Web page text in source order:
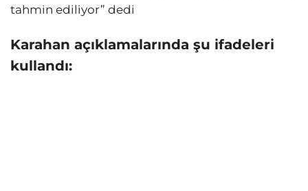
tahmin ediliyor” dedi
Karahan açıklamalarında şu ifadeleri
kullandı: